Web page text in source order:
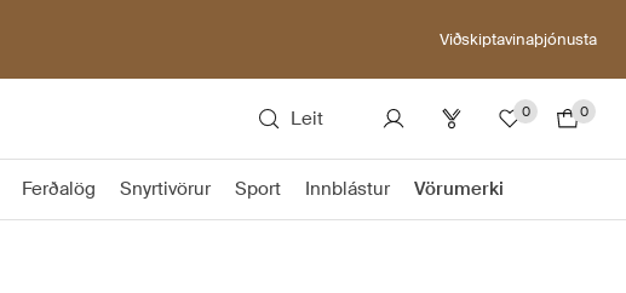
Viðskiptavinaþjónusta
Leit 0 0
Ferðalög Snyrtivörur Sport Innblástur Vörumerki